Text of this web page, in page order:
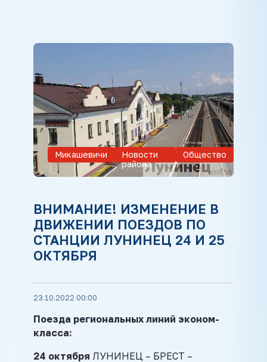
Микашевичи
Новости
района
Общество
ВНИМАНИЕ! ИЗМЕНЕНИЕ В
ДВИЖЕНИИ ПОЕЗДОВ ПО
СТАНЦИИ ЛУНИНЕЦ 24 И 25
ОКТЯБРЯ
23.10.2022 00:00
Поезда региональных линий эконом-
класса:
24 октября ЛУНИНЕЦ – БРЕСТ –